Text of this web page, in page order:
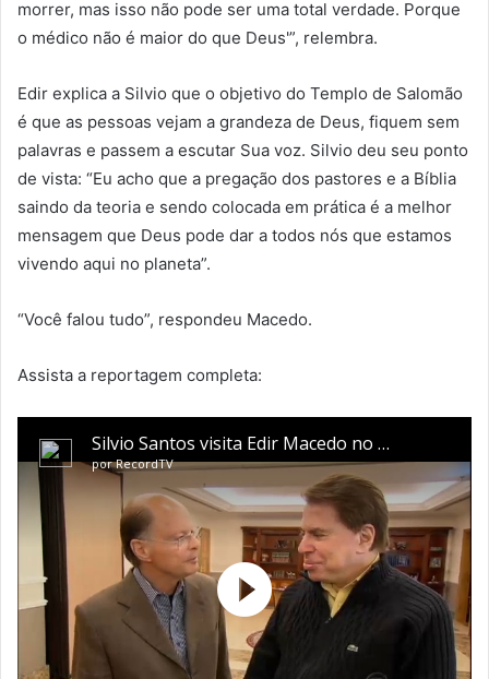
morrer, mas isso não pode ser uma total verdade. Porque
o médico não é maior do que Deus'”, relembra.
Edir explica a Silvio que o objetivo do Templo de Salomão
é que as pessoas vejam a grandeza de Deus, fiquem sem
palavras e passem a escutar Sua voz. Silvio deu seu ponto
de vista: “Eu acho que a pregação dos pastores e a Bíblia
saindo da teoria e sendo colocada em prática é a melhor
mensagem que Deus pode dar a todos nós que estamos
vivendo aqui no planeta”.
“Você falou tudo”, respondeu Macedo.
Assista a reportagem completa: